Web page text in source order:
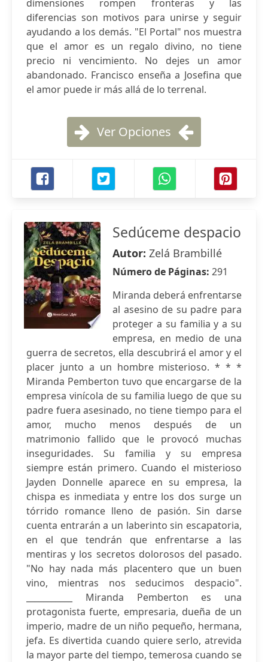
dimensiones rompen fronteras y las
diferencias son motivos para unirse y seguir
ayudando a los demás. "El Portal" nos muestra
que el amor es un regalo divino, no tiene
precio ni vencimiento. No dejes un amor
abandonado. Francisco enseña a Josefina que
el amor puede ir más allá de lo terrenal.
Ver Opciones
Sedúceme despacio
Autor: Zelá Brambillé
Número de Páginas: 291
Miranda deberá enfrentarse
al asesino de su padre para
proteger a su familia y a su
empresa, en medio de una
guerra de secretos, ella descubrirá el amor y el
placer junto a un hombre misterioso. * * *
Miranda Pemberton tuvo que encargarse de la
empresa vinícola de su familia luego de que su
padre fuera asesinado, no tiene tiempo para el
amor, mucho menos después de un
matrimonio fallido que le provocó muchas
inseguridades. Su familia y su empresa
siempre están primero. Cuando el misterioso
Jayden Donnelle aparece en su empresa, la
chispa es inmediata y entre los dos surge un
tórrido romance lleno de pasión. Sin darse
cuenta entrarán a un laberinto sin escapatoria,
en el que tendrán que enfrentarse a las
mentiras y los secretos dolorosos del pasado.
"No hay nada más placentero que un buen
vino, mientras nos seducimos despacio".
___________ Miranda Pemberton es una
protagonista fuerte, empresaria, dueña de un
imperio, madre de un niño pequeño, hermana,
jefa. Es divertida cuando quiere serlo, atrevida
la mayor parte del tiempo, temerosa cuando se